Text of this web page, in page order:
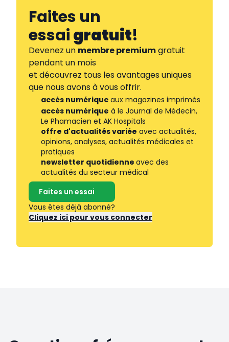
Faites un
essaigratuit!
Devenez un membre premiumgratuit
pendant un mois
et découvrez tous les avantages uniques
que nous avons à vous offrir.
accès numérique aux magazines imprimés
accès numérique à le Journal de Médecin,
Le Phamacien et AK Hospitals
offre d'actualités variée avec actualités,
opinions, analyses, actualités médicales et
pratiques
newsletter quotidienne avec des
actualités du secteur médical
Faites un essai
Vous êtes déjà abonné?
Cliquez ici pour vous connecter